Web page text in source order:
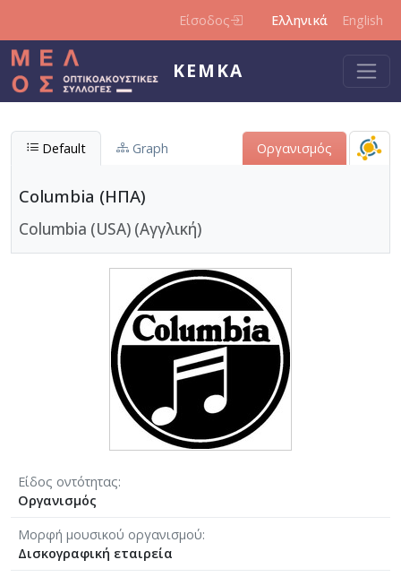
Είσοδος Ελληνικά English
ΚΕΜΚΑ
Default Graph Οργανισμός
Columbia (ΗΠΑ)
Columbia (USA) (Αγγλική)
Είδος οντότητας
Οργανισμός
Μορφή μουσικού οργανισμού
Δισκογραφική εταιρεία